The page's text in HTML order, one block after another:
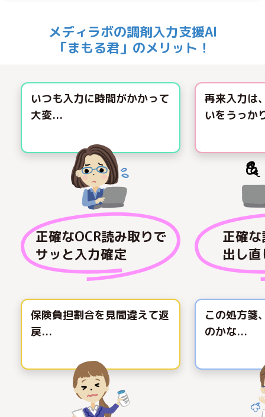
メディラボの調剤入力支援AI
「まもる君」のメリット ！
いつも入力に時間がかかって
大変...
正確なOCR読み取りで
サッと入力確定
再来入力は
いをうっか
正確
出し
保険負担割合を見間違えて返
戻...
この処方箋
のかな...